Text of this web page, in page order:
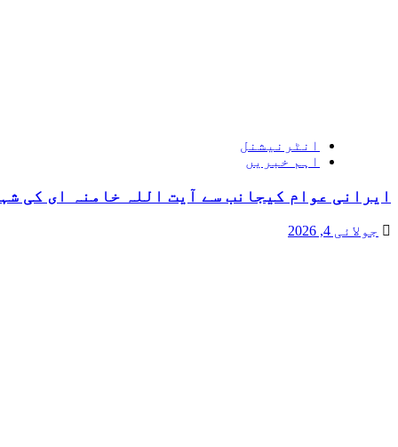
انٹرنیشنل
اہم خبریں
ایرانی عوام کیجانب سے آیت اللہ خامنہ ای کی
جولائی 4, 2026